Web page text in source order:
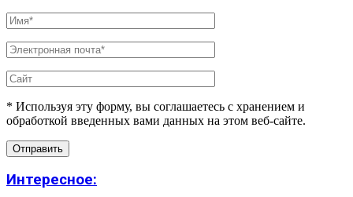
* Используя эту форму, вы соглашаетесь с хранением и
обработкой введенных вами данных на этом веб-сайте.
Интересное: